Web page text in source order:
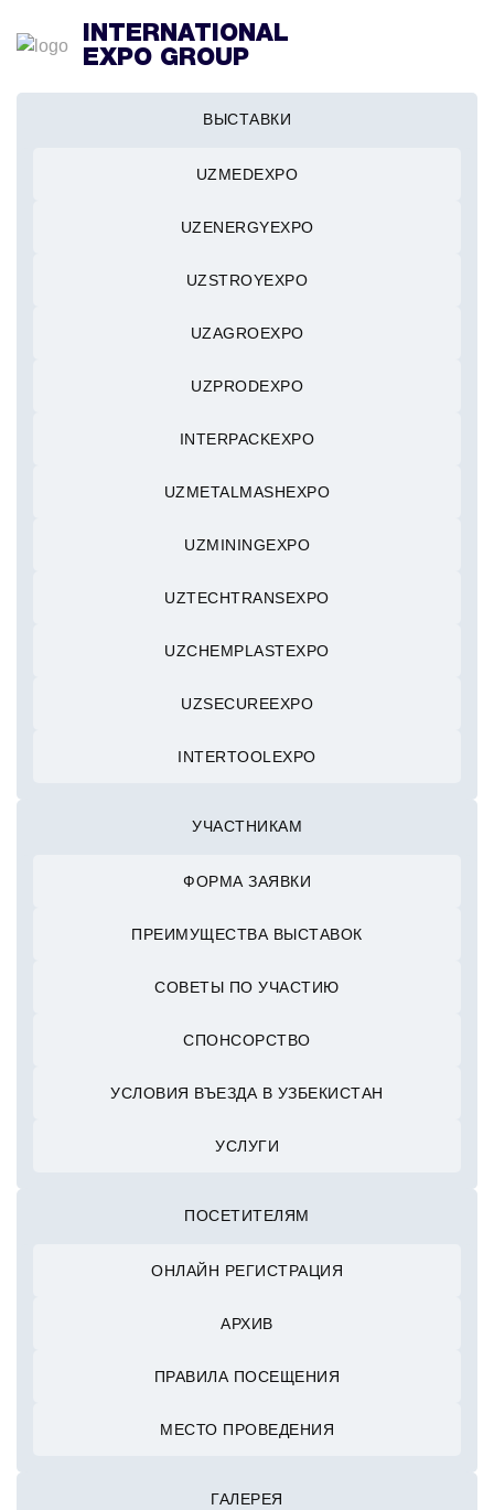
INTERNATIONAL
EXPO GROUP
ВЫСТАВКИ
UZMEDEXPO
UZENERGYEXPO
UZSTROYEXPO
UZAGROEXPO
UZPRODEXPO
INTERPACKEXPO
UZMETALMASHEXPO
UZMININGEXPO
UZTECHTRANSEXPO
UZCHEMPLASTEXPO
UZSECUREEXPO
INTERTOOLEXPO
УЧАСТНИКАМ
ФОРМА ЗАЯВКИ
ПРЕИМУЩЕСТВА ВЫСТАВОК
СОВЕТЫ ПО УЧАСТИЮ
СПОНСОРСТВО
УСЛОВИЯ ВЪЕЗДА В УЗБЕКИСТАН
УСЛУГИ
ПОСЕТИТЕЛЯМ
ОНЛАЙН РЕГИСТРАЦИЯ
АРХИВ
ПРАВИЛА ПОСЕЩЕНИЯ
МЕСТО ПРОВЕДЕНИЯ
ГАЛЕРЕЯ